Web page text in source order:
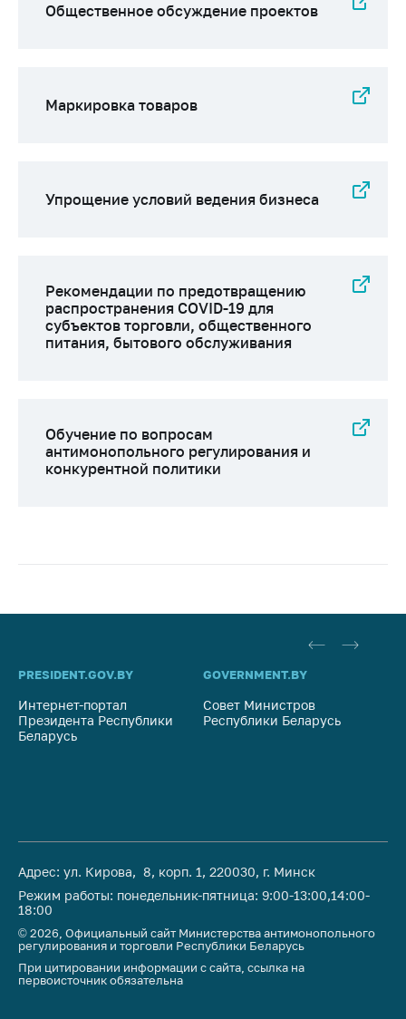
Общественное обсуждение проектов
Маркировка товаров
Упрощение условий ведения бизнеса
Рекомендации по предотвращению
распространения COVID-19 для
субъектов торговли, общественного
питания, бытового обслуживания
Обучение по вопросам
антимонопольного регулирования и
конкурентной политики
PRESIDENT.GOV.BY
Интернет-портал
Президента Республики
Беларусь
GOVERNMENT.BY
Совет Министров
Республики Беларусь
Адрес: ул. Кирова, 8, корп. 1, 220030, г. Минск
Режим работы: понедельник-пятница: 9:00-13:00,14:00-
18:00
© 2026, Официальный сайт Министерства антимонопольного
регулирования и торговли Республики Беларусь
При цитировании информации с сайта, ссылка на
первоисточник обязательна